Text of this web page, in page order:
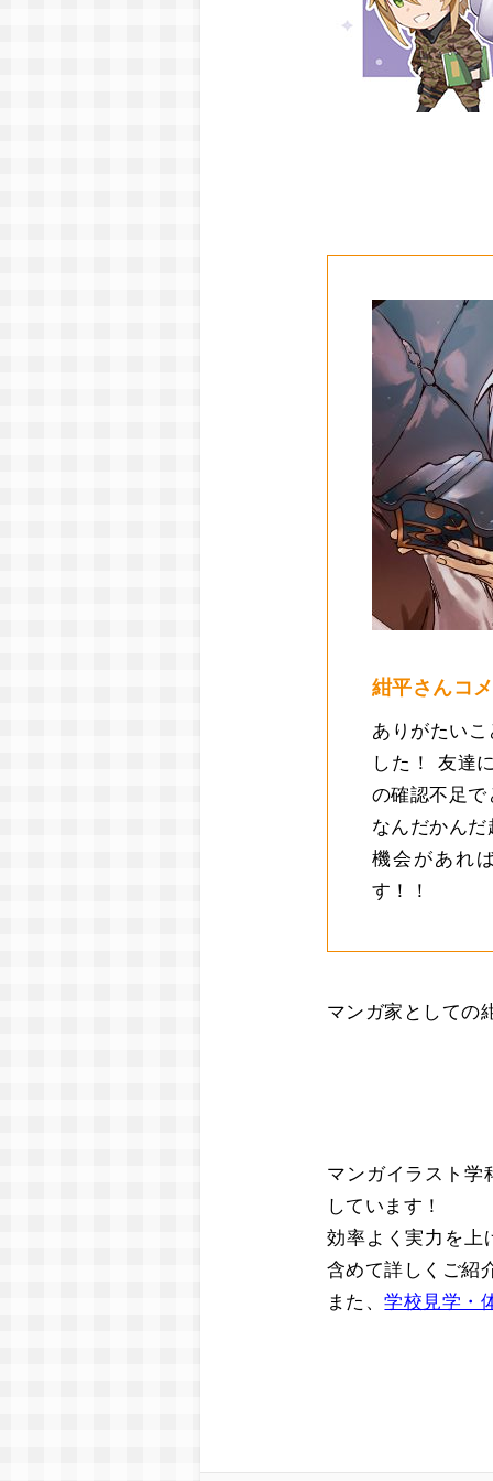
紺平さんコ
ありがたい
した！ 友達
の確認不足
なんだかん
機会があれ
す！！
マンガ家としての
マンガイラスト学
しています！
効率よく実力を上
含めて詳しくご紹
また、学校見学・